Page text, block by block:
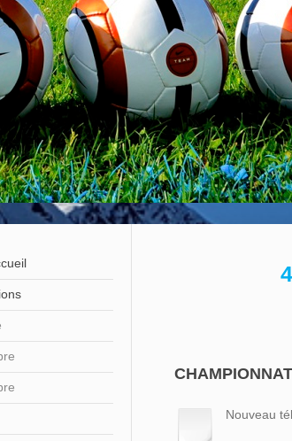
Nouveau